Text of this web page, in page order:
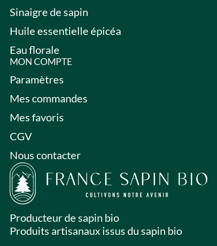
Sinaigre de sapin
Huile essentielle épicéa
Eau florale
MON COMPTE
Paramètres
Mes commandes
Mes favoris
CGV
Nous contacter
Producteur de sapin bio
Produits artisanaux issus du sapin bio